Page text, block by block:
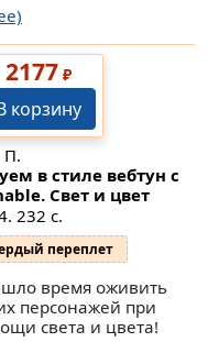
2177₽
корзину
П.
в стиле вебтун с
Свет и цвет
232 с.
переплет
время оживить
персонажей при
света и цвета!